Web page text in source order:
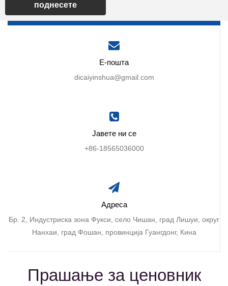
поднесете
Е-пошта
dicaiyinshua@gmail.com
Јавете ни се
+86-18565036000
Адреса
Бр. 2, Индустриска зона Фукси, село Чишан, град Лишуи, округ
Нанхаи, град Фошан, провинција Гуангдонг, Кина
Прашање за ценовник